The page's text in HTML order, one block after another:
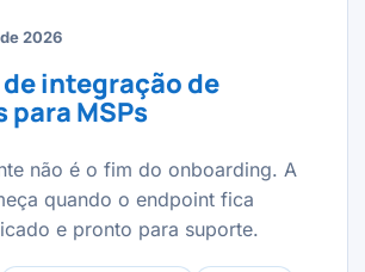
2026
integração de
MSPs
não é o fim do onboarding. A
quando o endpoint fica
e pronto para suporte.